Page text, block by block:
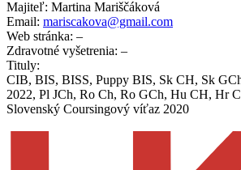
Majiteľ: Martina Mariščáková
Email: mariscakova@gmail.com
Web stránka: –
Zdravotné vyšetrenia: –
Tituly:
CIB, BIS, BISS, Puppy BIS, Sk CH, Sk
2022, Pl JCh, Ro Ch, Ro GCh, Hu CH, Hr
Slovenský Coursingový víťaz 2020